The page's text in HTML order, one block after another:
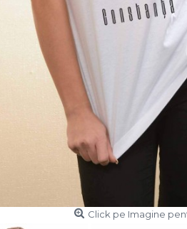
Click pe Imagine